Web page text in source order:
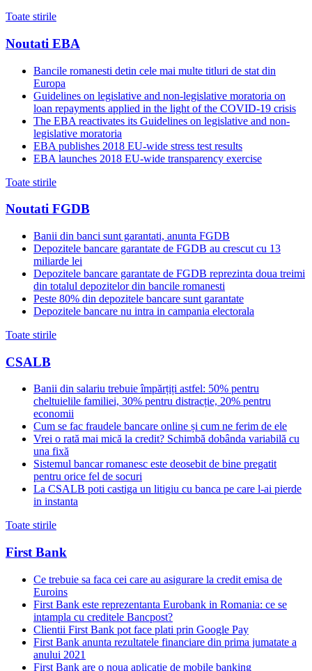
Toate stirile
Noutati EBA
Bancile romanesti detin cele mai multe titluri de stat din
Europa
Guidelines on legislative and non-legislative moratoria on
loan repayments applied in the light of the COVID-19 crisis
The EBA reactivates its Guidelines on legislative and non-
legislative moratoria
EBA publishes 2018 EU-wide stress test results
EBA launches 2018 EU-wide transparency exercise
Toate stirile
Noutati FGDB
Banii din banci sunt garantati, anunta FGDB
Depozitele bancare garantate de FGDB au crescut cu 13
miliarde lei
Depozitele bancare garantate de FGDB reprezinta doua treimi
din totalul depozitelor din bancile romanesti
Peste 80% din depozitele bancare sunt garantate
Depozitele bancare nu intra in campania electorala
Toate stirile
CSALB
Banii din salariu trebuie împărțiți astfel: 50% pentru
cheltuielile familiei, 30% pentru distracție, 20% pentru
economii
Cum se fac fraudele bancare online și cum ne ferim de ele
Vrei o rată mai mică la credit? Schimbă dobânda variabilă cu
una fixă
Sistemul bancar romanesc este deosebit de bine pregatit
pentru orice fel de socuri
La CSALB poti castiga un litigiu cu banca pe care l-ai pierde
in instanta
Toate stirile
First Bank
Ce trebuie sa faca cei care au asigurare la credit emisa de
Euroins
First Bank este reprezentanta Eurobank in Romania: ce se
intampla cu creditele Bancpost?
Clientii First Bank pot face plati prin Google Pay
First Bank anunta rezultatele financiare din prima jumatate a
anului 2021
First Bank are o noua aplicatie de mobile banking